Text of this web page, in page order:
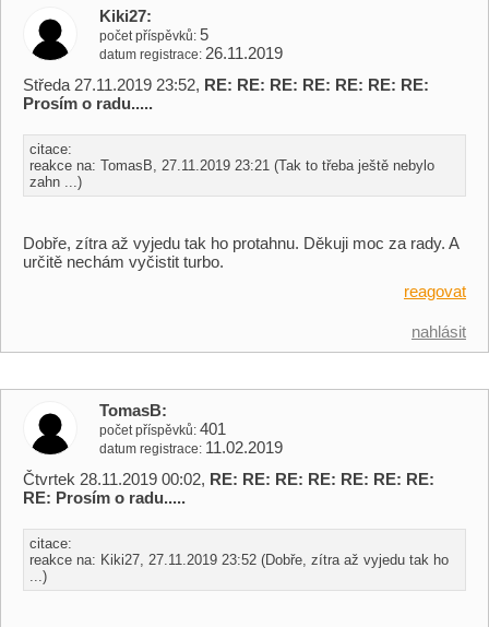
Kiki27
počet příspěvků 5
datum registrace 26.11.2019
Středa 27.11.2019 23:52, RE: RE: RE: RE: RE: RE: RE:
Prosím o radu.....
citace:
reakce na: TomasB, 27.11.2019 23:21 (Tak to třeba ještě nebylo
zahn ...)
Dobře, zítra až vyjedu tak ho protahnu. Děkuji moc za rady. A
určitě nechám vyčistit turbo.
reagovat
nahlásit
TomasB
počet příspěvků 401
datum registrace 11.02.2019
Čtvrtek 28.11.2019 00:02, RE: RE: RE: RE: RE: RE: RE:
RE: Prosím o radu.....
citace:
reakce na: Kiki27, 27.11.2019 23:52 (Dobře, zítra až vyjedu tak ho
...)